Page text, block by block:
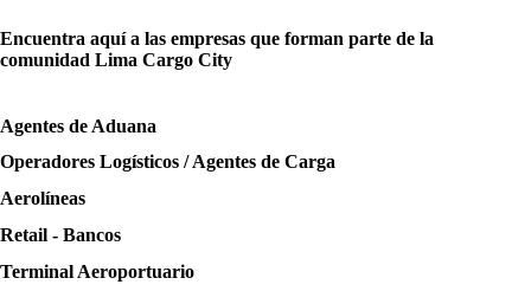
Encuentra aquí a las empresas que forman parte de la
comunidad Lima Cargo City
Agentes de Aduana
Operadores Logísticos / Agentes de Carga
Aerolíneas
Retail - Bancos
Terminal Aeroportuario